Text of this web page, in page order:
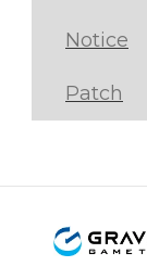
Notice
Patch